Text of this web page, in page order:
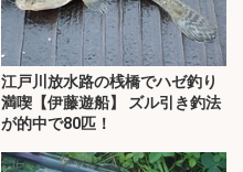
江戸川放水路の桟橋でハゼ釣り
満喫【伊藤遊船】 ズル引き釣法
が的中で80匹！